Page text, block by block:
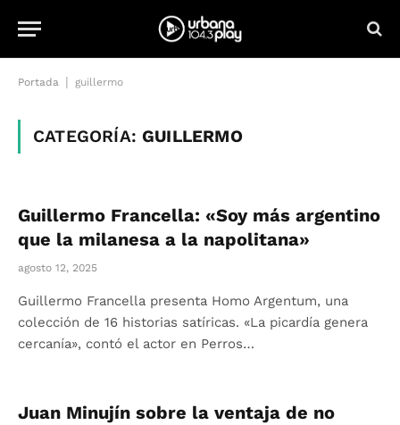
Portada guillermo
CATEGORÍA:GUILLERMO
Guillermo Francella: «Soy más argentino
que la milanesa a la napolitana»
agosto 12, 2025
Guillermo Francella presenta Homo Argentum, una
colección de 16 historias satíricas. «La picardía genera
cercanía», contó el actor en Perros…
Juan Minujín sobre la ventaja de no